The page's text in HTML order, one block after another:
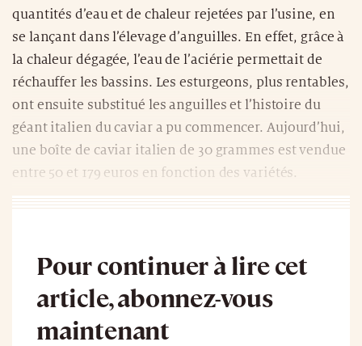
quantités d’eau et de chaleur rejetées par l’usine, en
se lançant dans l’élevage d’anguilles. En effet, grâce à
la chaleur dégagée, l’eau de l’aciérie permettait de
réchauffer les bassins. Les esturgeons, plus rentables,
ont ensuite substitué les anguilles et l’histoire du
géant italien du caviar a pu commencer. Aujourd’hui,
une boîte de caviar italien de 30 grammes est vendue
entre 50 et 179 euros en fonction des variétés.
Pour continuer à lire cet
article, abonnez-vous
maintenant